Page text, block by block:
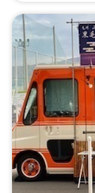
円クレープ、お手
ト、自家製ロース
ラメルビスケット
ャラメルコーヒー
ご練乳クレープ
チキンオーバー
ムライス、骨つき
コ、おでん 3種
プ、ストロベリ
600、フルーツサ
リーリッチチーズ
と豚汁セット、デ
ンド、アメリカン
プ、クラムチャ
円くれーぷ、ケ